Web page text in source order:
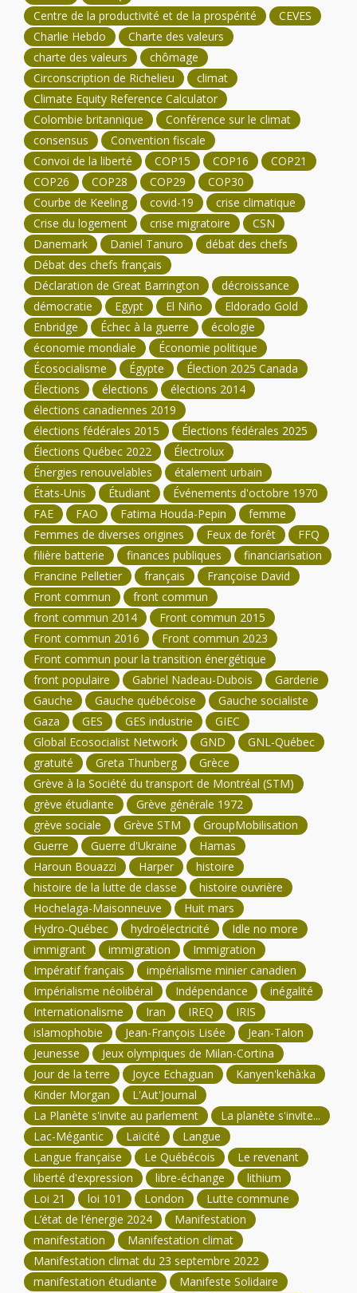
Centre de la productivité et de la prospérité
CEVES
Charlie Hebdo
Charte des valeurs
charte des valeurs
chômage
Circonscription de Richelieu
climat
Climate Equity Reference Calculator
Colombie britannique
Conférence sur le climat
consensus
Convention fiscale
Convoi de la liberté
COP15 COP16
COP21
COP26
COP28 COP29
COP30
Courbe de Keeling
covid-19
crise climatique
Crise du logement
crise migratoire
CSN
Danemark
Daniel Tanuro
débat des chefs
Débat des chefs français
Déclaration de Great Barrington
décroissance
démocratie
Egypt El Niño
Eldorado Gold
Enbridge
Échec à la guerre
écologie
économie mondiale
Économie politique
Écosocialisme
Égypte
Élection 2025 Canada
Élections
élections
élections 2014
élections canadiennes 2019
élections fédérales 2015
Élections fédérales 2025
Élections Québec 2022
Électrolux
Énergies renouvelables
étalement urbain
États-Unis
Étudiant
Événements d'octobre 1970
FAE
FAO Fatima Houda-Pepin
femme
Femmes de diverses origines
Feux de forêt
FFQ
filière batterie
finances publiques
financiarisation
Francine Pelletier
français
Françoise David
Front commun
front commun
front commun 2014
Front commun 2015
Front commun 2016
Front commun 2023
Front commun pour la transition énergétique
front populaire
Gabriel Nadeau-Dubois
Garderie
Gauche
Gauche québécoise
Gauche socialiste
Gaza
GES GES industrie
GIEC
Global Ecosocialist Network
GND
GNL-Québec
gratuité
Greta Thunberg
Grèce
Grève à la Société du transport de Montréal (STM)
grève étudiante
Grève générale 1972
grève sociale
Grève STM
GroupMobilisation
Guerre
Guerre d'Ukraine
Hamas
Haroun Bouazzi
Harper
histoire
histoire de la lutte de classe
histoire ouvrière
Hochelaga-Maisonneuve
Huit mars
Hydro-Québec
hydroélectricité
Idle no more
immigrant
immigration
Immigration
Impératif français
impérialisme minier canadien
Impérialisme néolibéral
Indépendance
inégalité
Internationalisme
Iran IREQ
IRIS
islamophobie
Jean-François Lisée
Jean-Talon
Jeunesse
Jeux olympiques de Milan-Cortina
Jour de la terre
Joyce Echaguan
Kanyen'kehà:ka
Kinder Morgan
L'Aut'Journal
La Planète s'invite au parlement
La planète s'invite...
Lac-Mégantic
Laïcité
Langue
Langue française
Le Québécois
Le revenant
liberté d'expression
libre-échange
lithium
Loi 21
loi 101 London
Lutte commune
L’état de l’énergie 2024
Manifestation
manifestation
Manifestation climat
Manifestation climat du 23 septembre 2022
manifestation étudiante
Manifeste Solidaire